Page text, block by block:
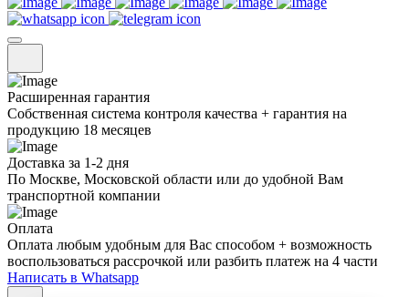
Расширенная гарантия
Собственная система контроля качества + гарантия на
продукцию 18 месяцев
Доставка за 1-2 дня
По Москве, Московской области или до удобной Вам
транспортной компании
Оплата
Оплата любым удобным для Вас способом + возможность
воспользоваться рассрочкой или разбить платеж на 4 части
Написать в Whatsapp